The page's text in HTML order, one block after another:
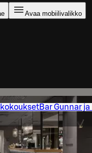
Avaa mobiilivalikko
Bar Gunnar